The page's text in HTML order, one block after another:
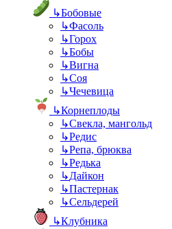
↳Бобовые
↳Фасоль
↳Горох
↳Бобы
↳Вигна
↳Соя
↳Чечевица
↳Корнеплоды
↳Свекла, мангольд
↳Редис
↳Репа, брюква
↳Редька
↳Дайкон
↳Пастернак
↳Сельдерей
↳Клубника